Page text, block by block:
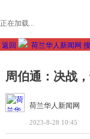
正在加载...
返回 荷兰华人新闻网
周伯通：决战
荷兰华人新闻网
2023-8-28 10:45